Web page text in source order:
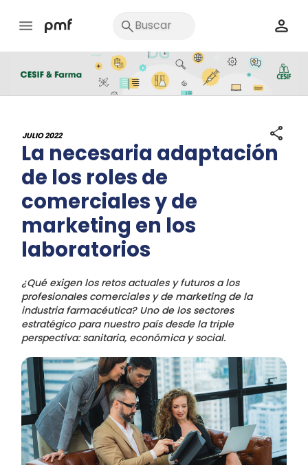
share
JULIO 2022
La necesaria adaptación
de los roles de
comerciales y de
marketing en los
laboratorios
¿Qué exigen los retos actuales y futuros a los
profesionales comerciales y de marketing de la
industria farmacéutica? Uno de los sectores
estratégico para nuestro país desde la triple
perspectiva: sanitaria, económica y social.